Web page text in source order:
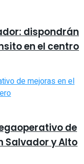
dispondrán
en el centro
de
Salvador y Alto